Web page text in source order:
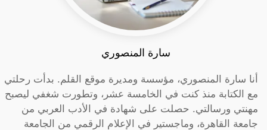
سارة المنصوري
أنا سارة المنصوري، مؤسسة ومديرة موقع القلم. بدأت رحلتي
مع الكتابة منذ كنت في الخامسة عشر، وتطورت شغفي ليصبح
مهنتي ورسالتي. حصلت على شهادة في الأدب العربي من
جامعة القاهرة، وماجستير في الإعلام الرقمي من الجامعة